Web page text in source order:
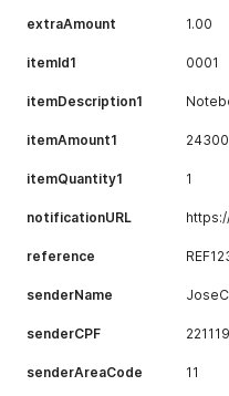
extraAmount 1.00
itemId1 0001
itemDescription1
itemAmount1
itemQuantity1 1
notificationURL
reference
senderName
senderCPF
senderAreaCode 11